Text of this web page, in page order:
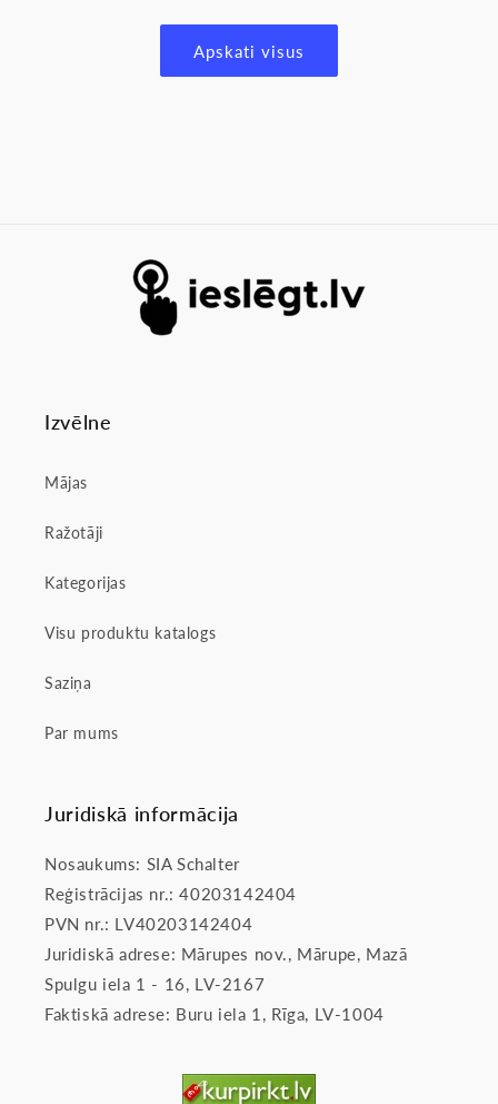
Apskati visus
Izvēlne
Mājas
Ražotāji
Kategorijas
Visu produktu katalogs
Saziņa
Par mums
Juridiskā informācija
Nosaukums: SIA Schalter
Reģistrācijas nr.: 40203142404
PVN nr.: LV40203142404
Juridiskā adrese: Mārupes nov., Mārupe, Mazā
Spulgu iela 1 - 16, LV-2167
Faktiskā adrese: Buru iela 1, Rīga, LV-1004